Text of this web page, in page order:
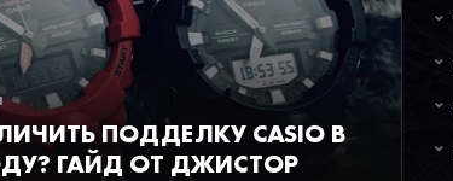
ПОДДЕЛКУ CASIO В
ГАЙД ОТ ДЖИСТОР